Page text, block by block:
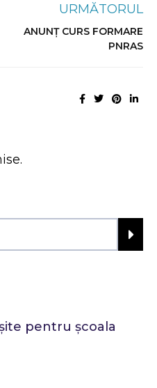
URMĂTORUL
ANUNȚ CURS FORMARE
PNRAS
pentru școala